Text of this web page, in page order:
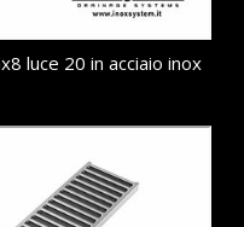
luce 20 in acciaio inox